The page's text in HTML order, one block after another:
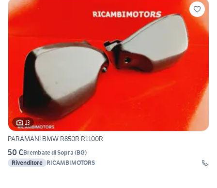
13
PARAMANI BMW R850R R1100R
50 €Brembate di Sopra (BG)
Rivenditore RICAMBIMOTORS